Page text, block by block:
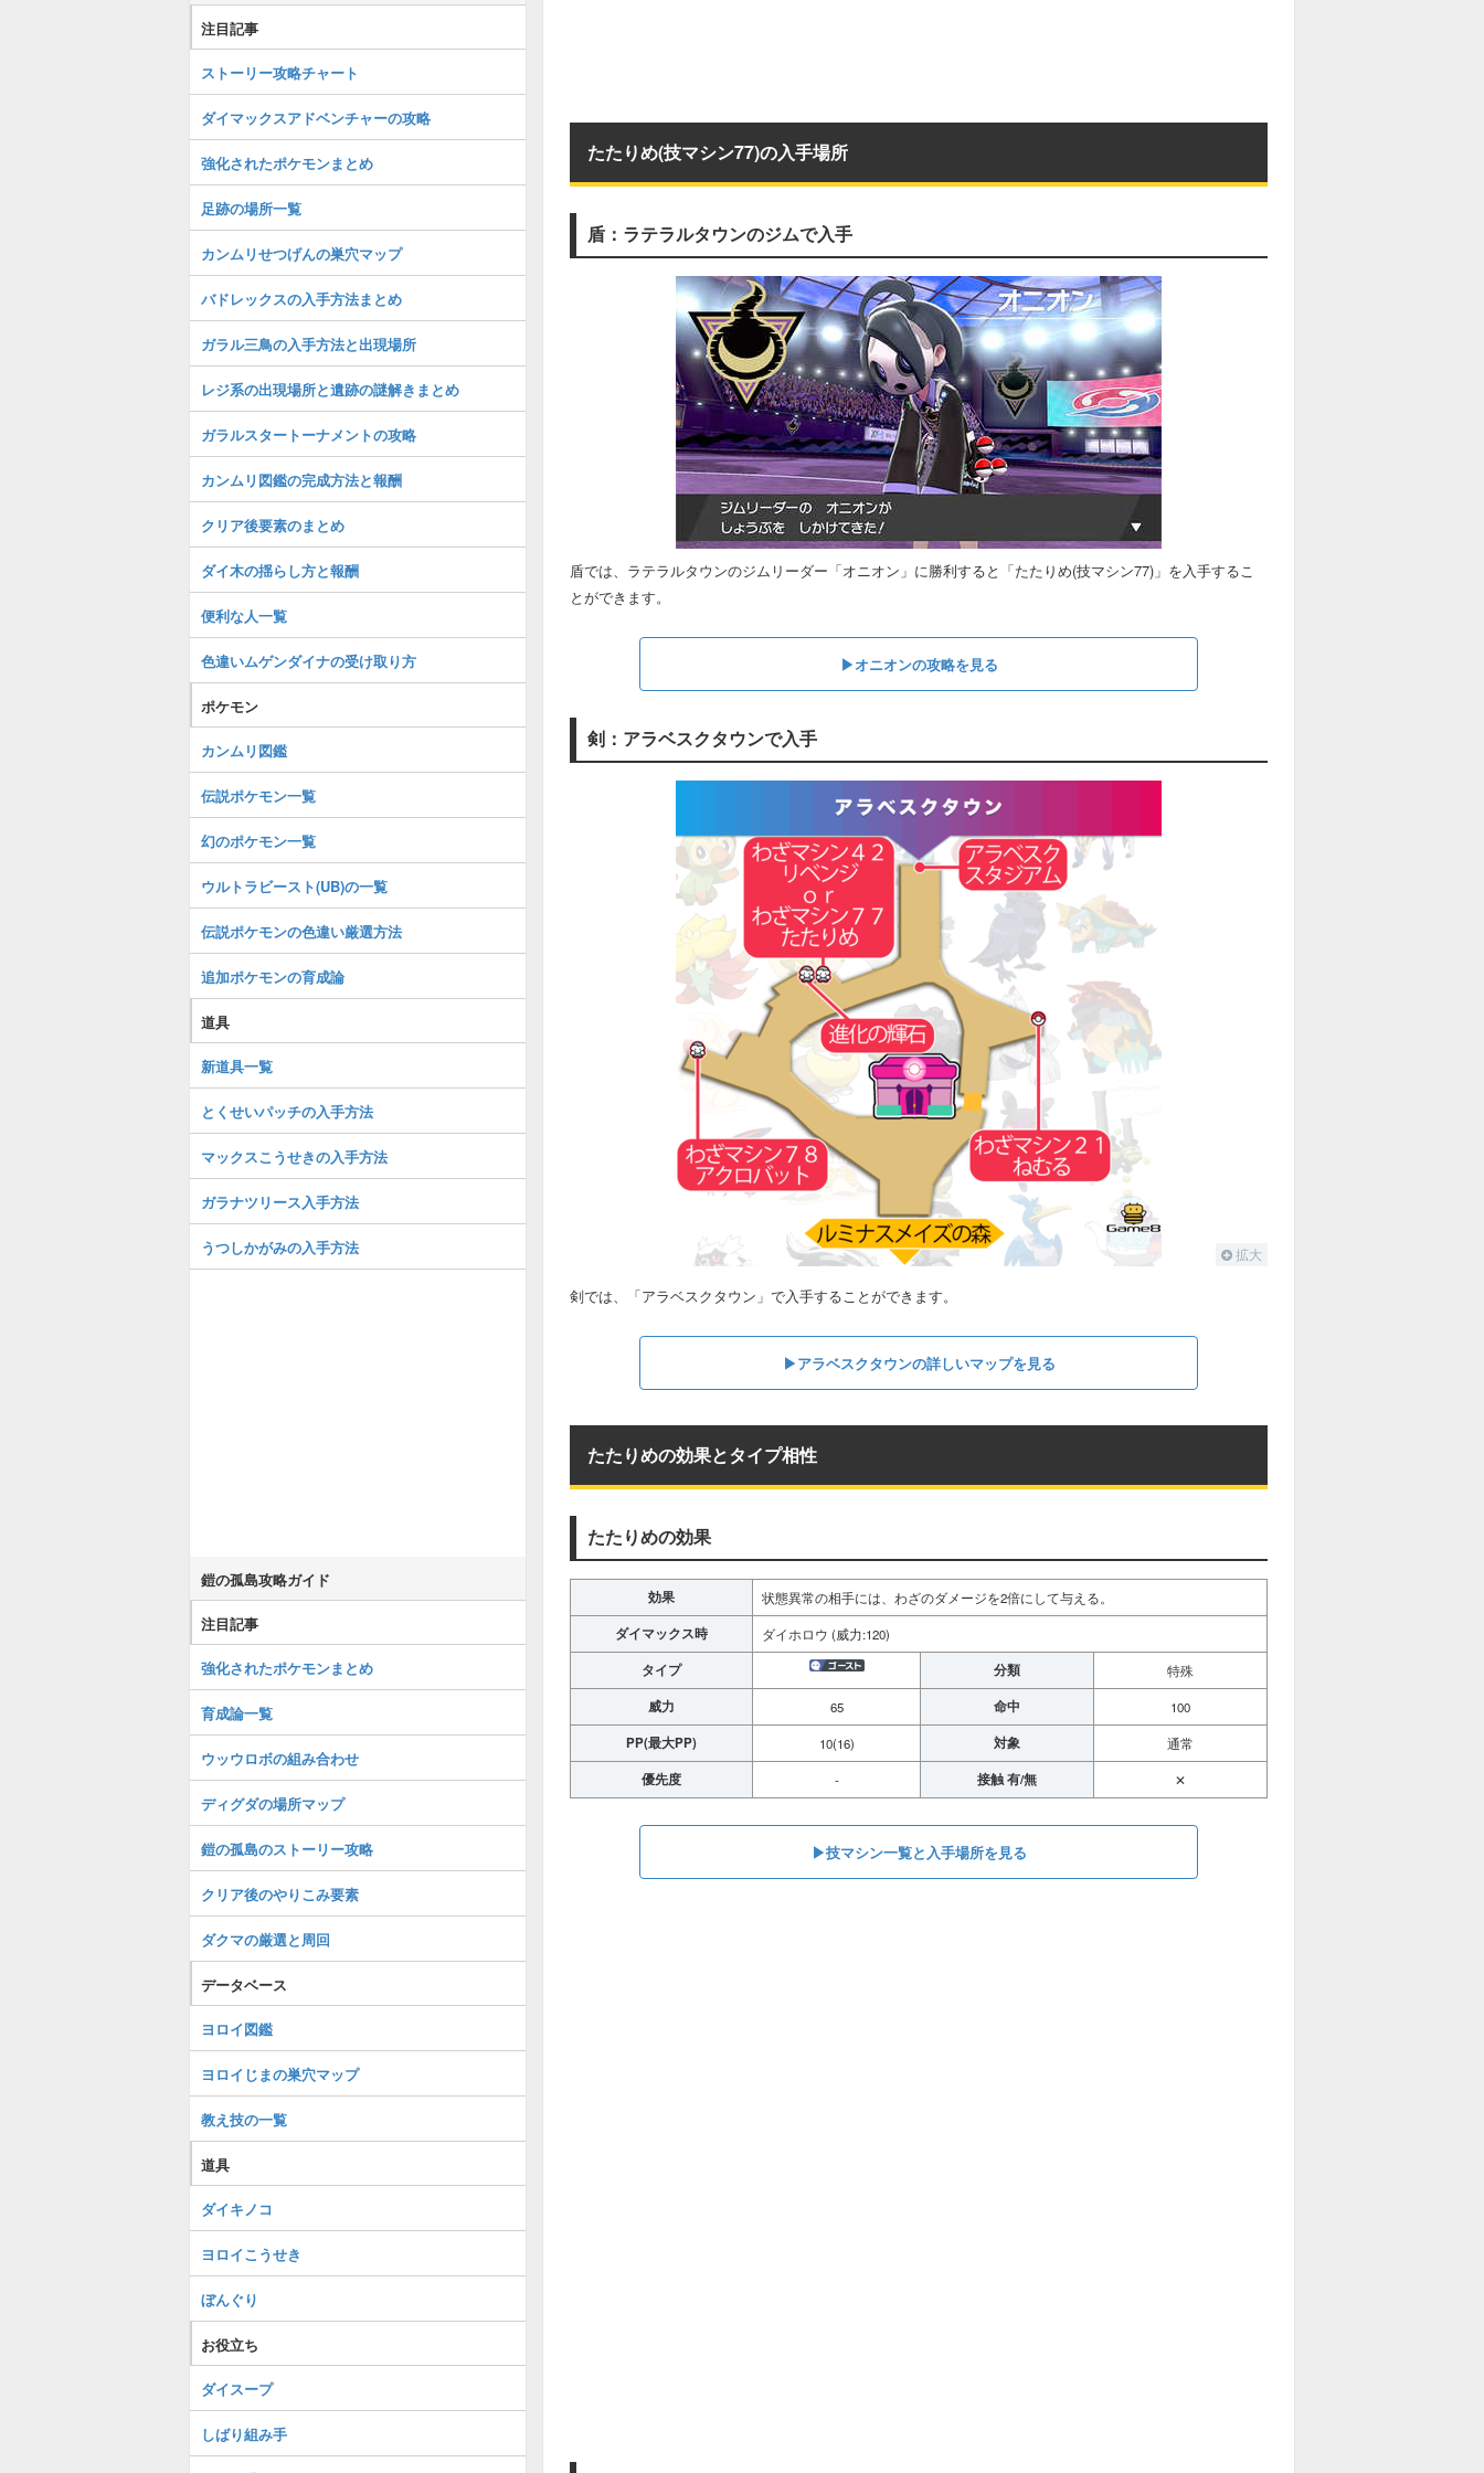
たたりめ(技マシン77)の入手場所
盾：ラテラルタウンのジムで入手
盾では、ラテラルタウンのジムリーダー「オニオン」に勝利すると「たたりめ(技マシン77)」を入手するこ
とができます。
▶オニオンの攻略を見る
剣：アラベスクタウンで入手
拡大
剣では、「アラベスクタウン」で入手することができます。
▶アラベスクタウンの詳しいマップを見る
たたりめの効果とタイプ相性
たたりめの効果
効果 状態異常の相手には、わざのダメージを2倍にして与える。
ダイマックス時 ダイホロウ (威力:120)
タイプ 分類 特殊
威力 65 命中 100
PP(最大PP) 10(16) 対象 通常
優先度 - 接触 有/無 ✕
▶技マシン一覧と入手場所を見る
注目記事
ストーリー攻略チャート
ダイマックスアドベンチャーの攻略
強化されたポケモンまとめ
足跡の場所一覧
カンムリせつげんの巣穴マップ
バドレックスの入手方法まとめ
ガラル三鳥の入手方法と出現場所
レジ系の出現場所と遺跡の謎解きまとめ
ガラルスタートーナメントの攻略
カンムリ図鑑の完成方法と報酬
クリア後要素のまとめ
ダイ木の揺らし方と報酬
便利な人一覧
色違いムゲンダイナの受け取り方
ポケモン
カンムリ図鑑
伝説ポケモン一覧
幻のポケモン一覧
ウルトラビースト(UB)の一覧
伝説ポケモンの色違い厳選方法
追加ポケモンの育成論
道具
新道具一覧
とくせいパッチの入手方法
マックスこうせきの入手方法
ガラナツリース入手方法
うつしかがみの入手方法
鎧の孤島攻略ガイド
注目記事
強化されたポケモンまとめ
育成論一覧
ウッウロボの組み合わせ
ディグダの場所マップ
鎧の孤島のストーリー攻略
クリア後のやりこみ要素
ダクマの厳選と周回
データベース
ヨロイ図鑑
ヨロイじまの巣穴マップ
教え技の一覧
道具
ダイキノコ
ヨロイこうせき
ぼんぐり
お役立ち
ダイスープ
しばり組み手